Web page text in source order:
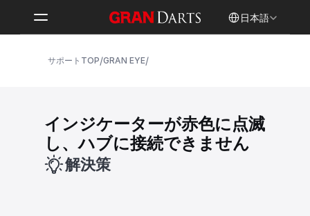
日本語
サポートTOP/GRAN EYE/
インジケーターが赤色に点滅
し、ハブに接続できません
解決策